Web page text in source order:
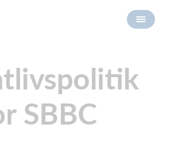
SBBC